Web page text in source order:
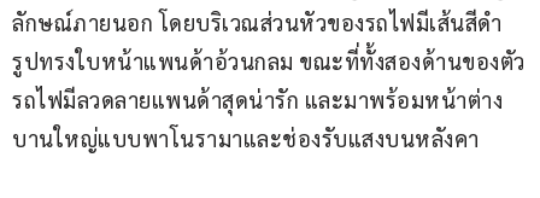
ลักษณ์ภายนอก โดยบริเวณส่วนหัวของรถไฟมีเส้นสีดำ
รูปทรงใบหน้าแพนด้าอ้วนกลม ขณะที่ทั้งสองด้านของตัว
รถไฟมีลวดลายแพนด้าสุดน่ารัก และมาพร้อมหน้าต่าง
บานใหญ่แบบพาโนรามาและช่องรับแสงบนหลังคา